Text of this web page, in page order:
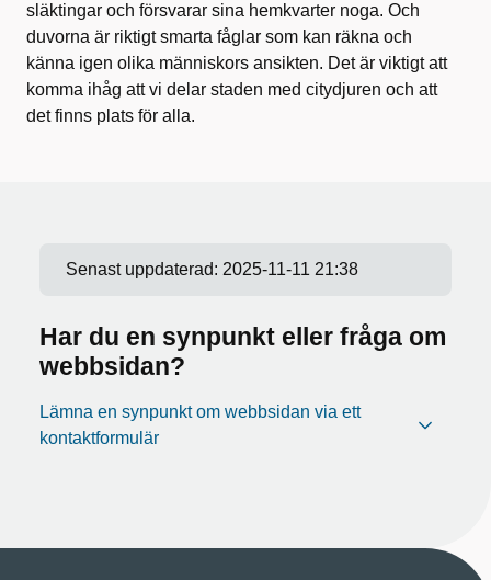
släktingar och försvarar sina hemkvarter noga. Och
duvorna är riktigt smarta fåglar som kan räkna och
känna igen olika människors ansikten. Det är viktigt att
komma ihåg att vi delar staden med citydjuren och att
det finns plats för alla.
Senast uppdaterad: 2025-11-11 21:38
Har du en synpunkt eller fråga om
webbsidan?
Lämna en synpunkt om webbsidan via ett
kontaktformulär